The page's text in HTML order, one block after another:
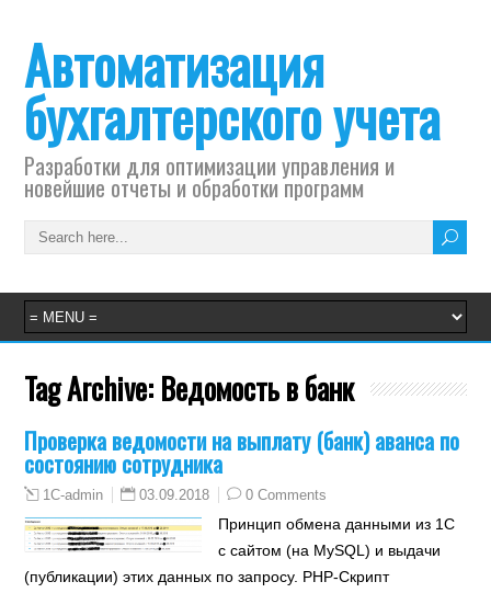
Автоматизация
бухгалтерского учета
Разработки для оптимизации управления и
новейшие отчеты и обработки программ
Tag Archive: Ведомость в банк
Проверка ведомости на выплату (банк) аванса по
состоянию сотрудника
1C-admin 03.09.2018 0 Comments
Принцип обмена данными из 1С
с сайтом (на MySQL) и выдачи
(публикации) этих данных по запросу. PHP-Скрипт